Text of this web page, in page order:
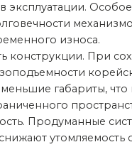
эксплуатации.
износа.
конструкции. При
габариты, что
Продуманные
утомляемость